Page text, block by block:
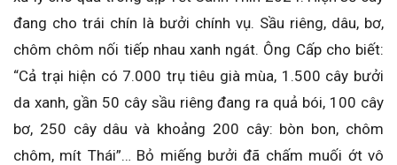
đang cho trái chín là bưởi chính vụ. Sầu riêng, dâu, bơ,
chôm chôm nối tiếp nhau xanh ngát. Ông Cấp cho biết:
“Cả trại hiện có 7.000 trụ tiêu già mùa, 1.500 cây bưởi
da xanh, gần 50 cây sầu riêng đang ra quả bói, 100 cây
bơ, 250 cây dâu và khoảng 200 cây: bòn bon, chôm
chôm, mít Thái”… Bỏ miếng bưởi đã chấm muối ớt vô